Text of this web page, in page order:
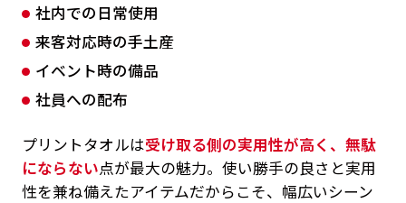
社内での日常使用
来客対応時の手土産
イベント時の備品
社員への配布
プリントタオルは受け取る側の実用性が高く、無駄
にならない点が最大の魅力。使い勝手の良さと実用
性を兼ね備えたアイテムだからこそ、幅広いシーン